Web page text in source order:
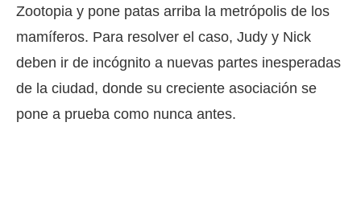
Zootopia y pone patas arriba la metrópolis de los
mamíferos. Para resolver el caso, Judy y Nick
deben ir de incógnito a nuevas partes inesperadas
de la ciudad, donde su creciente asociación se
pone a prueba como nunca antes.